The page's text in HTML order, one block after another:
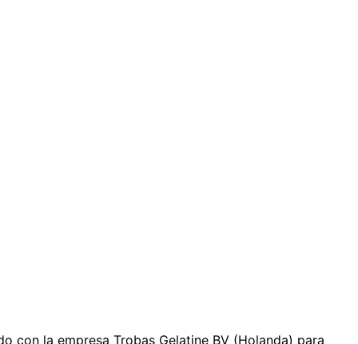
con la empresa Trobas Gelatine BV (Holanda) para